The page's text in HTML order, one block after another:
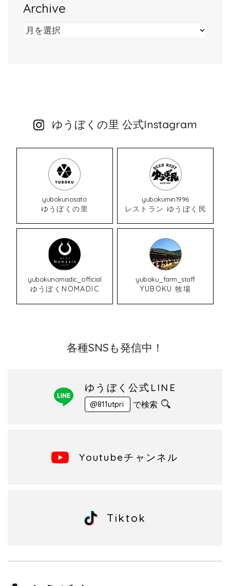
Archive
Archive
ゆうぼくの里 公式Instagram
yubokunosato
ゆうぼくの里
yubokumin1996
レストラン ゆうぼく民
yubokunomadic_official
ゆうぼくNOMADIC
yuboku_farm_staff
YUBOKU 牧場
各種SNSも発信中！
ゆうぼく公式LINE
@811utpri で検索
Youtubeチャンネル
Tiktok